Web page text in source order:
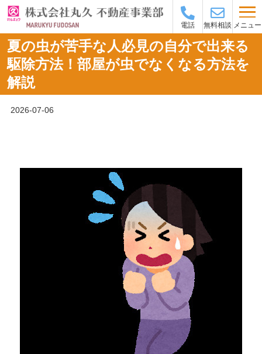
電話 無料相談 メニュー
夏の虫が苦手な人必見の自分で出来る
駆除方法！部屋が虫でなくなる方法を
解説
2026-07-06